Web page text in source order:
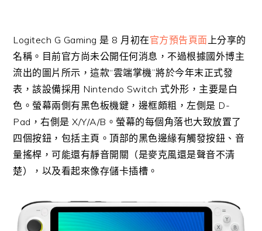
Logitech G Gaming 是 8 月初在官方預告頁面上分享的
名稱。目前官方尚未公開任何消息，不過根據國外博主
流出的圖片所示，這款“雲端掌機”將於今年末正式發
表，該設備採用 Nintendo Switch 式外形，主要是白
色。螢幕兩側有黑色板機鍵，邊框頗粗，左側是 D-
Pad，右側是 X/Y/A/B。螢幕的每個角落也大致放置了
四個按鈕，包括主頁。頂部的黑色邊緣有觸發按鈕、音
量搖桿，可能還有靜音開關（是麥克風還是聲音不清
楚），以及看起來像存儲卡插槽。